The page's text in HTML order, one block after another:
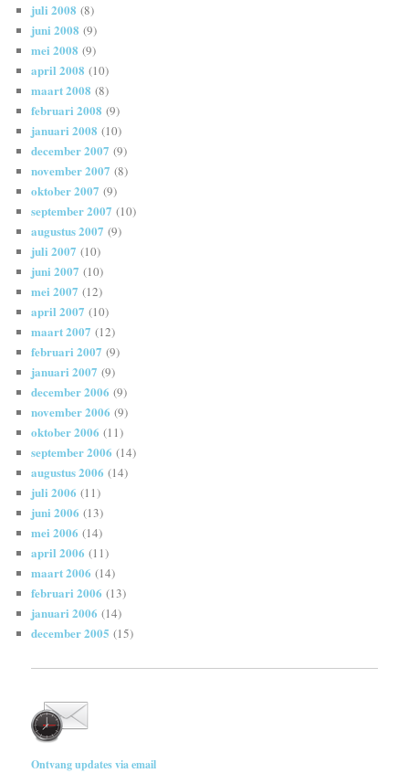
juli 2008 (8)
juni 2008 (9)
mei 2008 (9)
april 2008 (10)
maart 2008 (8)
februari 2008 (9)
januari 2008 (10)
december 2007 (9)
november 2007 (8)
oktober 2007 (9)
september 2007 (10)
augustus 2007 (9)
juli 2007 (10)
juni 2007 (10)
mei 2007 (12)
april 2007 (10)
maart 2007 (12)
februari 2007 (9)
januari 2007 (9)
december 2006 (9)
november 2006 (9)
oktober 2006 (11)
september 2006 (14)
augustus 2006 (14)
juli 2006 (11)
juni 2006 (13)
mei 2006 (14)
april 2006 (11)
maart 2006 (14)
februari 2006 (13)
januari 2006 (14)
december 2005 (15)
Ontvang updates via email